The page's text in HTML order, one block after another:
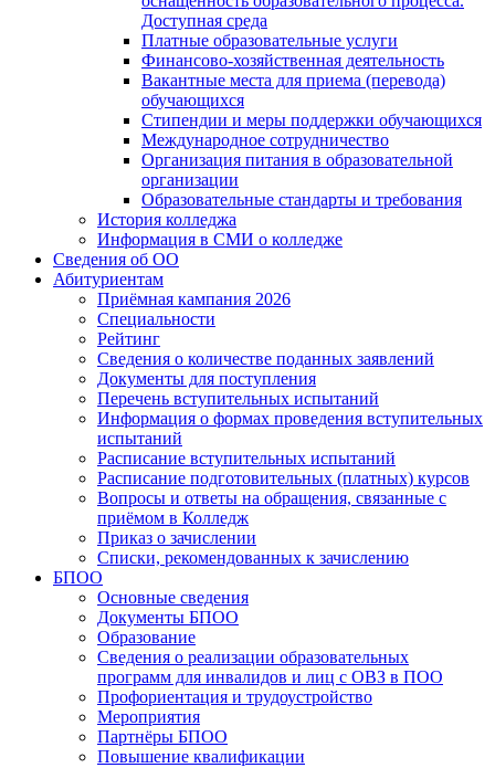
Доступная среда
Платные образовательные услуги
Финансово-хозяйственная деятельность
Вакантные места для приема (перевода)
обучающихся
Стипендии и меры поддержки обучающихся
Международное сотрудничество
Организация питания в образовательной
организации
Образовательные стандарты и требования
История колледжа
Информация в СМИ о колледже
Сведения об ОО
Абитуриентам
Приёмная кампания 2026
Специальности
Рейтинг
Сведения о количестве поданных заявлений
Документы для поступления
Перечень вступительных испытаний
Информация о формах проведения вступительных
испытаний
Расписание вступительных испытаний
Расписание подготовительных (платных) курсов
Вопросы и ответы на обращения, связанные с
приёмом в Колледж
Приказ о зачислении
Списки, рекомендованных к зачислению
БПОО
Основные сведения
Документы БПОО
Образование
Сведения о реализации образовательных
программ для инвалидов и лиц с ОВЗ в ПОО
Профориентация и трудоустройство
Мероприятия
Партнёры БПОО
Повышение квалификации